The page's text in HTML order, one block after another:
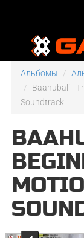
Альбомы
Baahubali -
Soundtrack